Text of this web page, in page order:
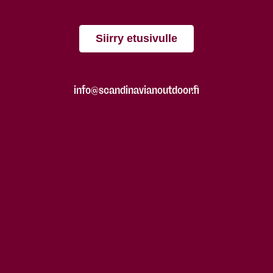
Siirry etusivulle
info@scandinavianoutdoor.fi